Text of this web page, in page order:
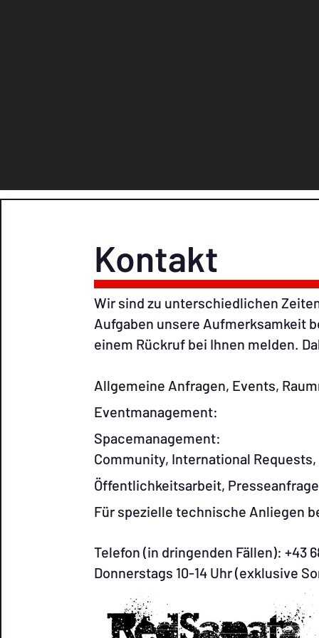
Kontakt
Wir sind zu unterschiedlichen
Aufgaben unsere Aufmerksamkeit
einem Rückruf bei Ihnen melden.
Allgemeine Anfragen, Events,
Community, International
Öffentlichkeitsarbeit,
Für spezielle technische
Telefon (in dringenden Fällen): +43
Donnerstags 10-14 Uhr (exklusive